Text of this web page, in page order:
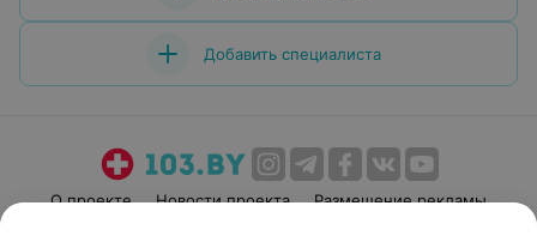
Добавить специалиста
О проекте Новости проекта
Размещение рекламы